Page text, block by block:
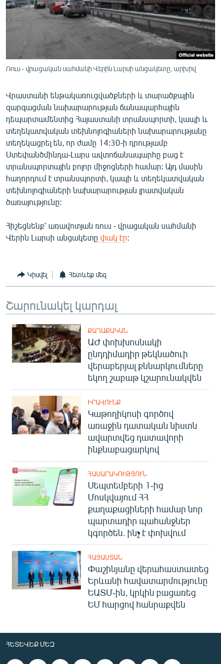
ՄԻՋԱԶԳԱՅԻՆ
ՍՊՈՐՏ
ՄԵԿՆԱԲԱՆՈՒԹՅՈՒՆ
ԿՈՐՈՆԱՎԻՐՈՒՍ
ԱՐԽԻՎ
ՏԵՍԱՆՅՈՒԹԵՐ
ԲԱՆԱՎԵՃ
ՁԳՏԵԼՈՎ ԼԱՎԱԳՈՒՅՆԻՆ
ՓՈԴՔԱՍԹ
English
ՀԵՏԵՎԵՔ ՄԵԶ
«Ազատության» բոլոր կայքերը
Ռուս - վրացական սահմանի Վերին Լարսի անցակետը, արխիվ
Վրաստանի ենթակառուցվածքների և տարածքային
զարգացման նախարարության ճանապարհային
դեպարտամենտից Հայաստանի տրանսպորտի, կապի և
տեղեկատվական տեխնոլոգիաների նախարարությանը
տեղեկացրել են, որ ժամը 14:30-ի դրությամբ
Ստեփանծմինդա-Լարս ավտոճանապարհը բաց է
տրանսպորտային բոլոր միջոցների համար: Այդ մասին
հաղորդում է տրանսպորտի, կապի և տեղեկատվական
տեխնոլոգիաների նախարարության լրատվական
ծառայությունը:
Հիշեցնենք՝ առավոտյան ռուս - վրացական սահմանի
Վերին Լարսի անցակետը փակ էր:
Կիսվել Հետևեք մեզ
Շարունակել կարդալ
ՔԱՂԱՔԱԿԱՆ
ԱԺ փոխխոսնակի
ընդդիմադիր թեկնածուի
վերաբերյալ քննարկումները
եկող շաբաթ կշարունակվեն
ԻՐԱՎՈՒՆՔ
Կաթողիկոսի գործով
առաջին դատական նիստն
ավարտվեց դատավորի
ինքնաբացարկով
ՀԱՍԱՐԱԿՈՒԹՅՈՒՆ
Սեպտեմբերի 1-ից
Մոսկվայում ՀՀ
քաղաքացիների համար նոր
պարտադիր պահանջներ
կգործեն. ինչ է փոխվում
ՀԱՅԱՍՏԱՆ
Փաշինյանը վերահաստատեց
Երևանի հավատարմությունը
ԵԱՏՄ-ին, կրկին բացառեց
ԵՄ հարցով հանրաքվեն
ՀԵՏԵՎԵՔ ՄԵԶ